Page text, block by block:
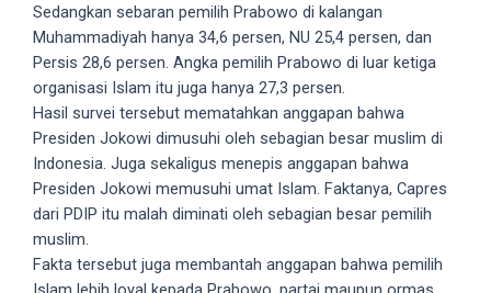
working
days.
You
can
also
use
embed
code
share
Sedangkan sebaran pemilih Prabowo di kalangan
Muhammadiyah hanya 34,6 persen, NU 25,4 persen, dan
Persis 28,6 persen. Angka pemilih Prabowo di luar ketiga
organisasi Islam itu juga hanya 27,3 persen.
Hasil survei tersebut mematahkan anggapan bahwa
Presiden Jokowi dimusuhi oleh sebagian besar muslim di
Indonesia. Juga sekaligus menepis anggapan bahwa
Presiden Jokowi memusuhi umat Islam. Faktanya, Capres
dari PDIP itu malah diminati oleh sebagian besar pemilih
muslim.
Fakta tersebut juga membantah anggapan bahwa pemilih